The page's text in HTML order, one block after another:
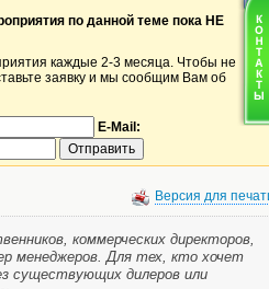
по данной теме пока НЕ
каждые 2-3 месяца. Чтобы не
заявку и мы сообщим Вам об
E-Mail:
Версия для
коммерческих директоров,
менеджеров. Для тех, кто хочет
существующих дилеров или